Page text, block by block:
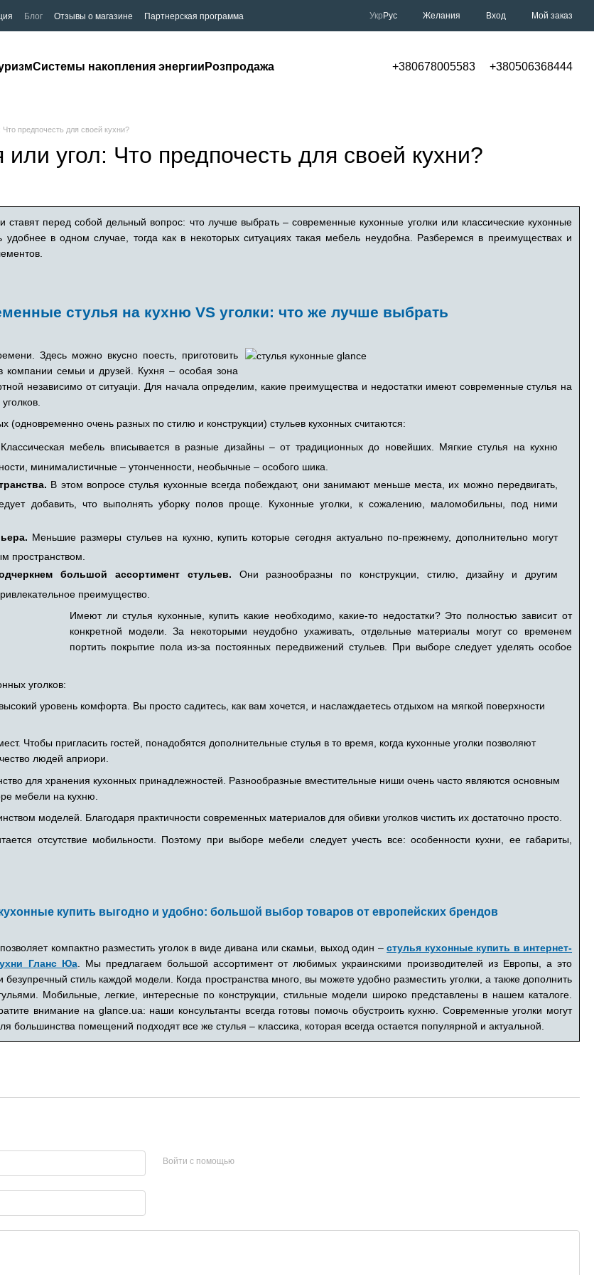
Блог Отзывы о магазине Партнерская программа Укр Рус Желания Вход Мой заказ
Системы накопления энергии Розпродажа +380678005583 +380506368444
предпочесть для своей кухни?
или угол: Что предпочесть для своей кухни?
ставят перед собой дельный вопрос: что лучше выбрать – современные кухонные уголки или классические кухонные
удобнее в одном случае, тогда как в некоторых ситуациях такая мебель неудобна. Разберемся в преимуществах и
стулья на кухню VS уголки: что же лучше выбрать
Здесь можно вкусно поесть, приготовить
семьи и друзей. Кухня – особая зона
независимо от ситуаціи. Для начала определим, какие преимущества и недостатки имеют современные стулья на
(одновременно очень разных по стилю и конструкции) стульев кухонных считаются:
Классическая мебель вписывается в разные дизайны – от традиционных до новейших. Мягкие стулья на кухню
минималистичные – утонченности, необычные – особого шика.
В этом вопросе стулья кухонные всегда побеждают, они занимают меньше места, их можно передвигать,
добавить, что выполнять уборку полов проще. Кухонные уголки, к сожалению, маломобильны, под ними
Меньшие размеры стульев на кухню, купить которые сегодня актуально по-прежнему, дополнительно могут
пространством.
большой ассортимент стульев. Они разнообразны по конструкции, стилю, дизайну и другим
преимущество.
Имеют ли стулья кухонные, купить какие необходимо, какие-то недостатки? Это полностью зависит от
конкретной модели. За некоторыми неудобно ухаживать, отдельные материалы могут со временем
портить покрытие пола из-за постоянных передвижений стульев. При выборе следует уделять особое
уголков:
уровень комфорта. Вы просто садитесь, как вам хочется, и наслаждаетесь отдыхом на мягкой поверхности
Чтобы пригласить гостей, понадобятся дополнительные стулья в то время, когда кухонные уголки позволяют
людей априори.
для хранения кухонных принадлежностей. Разнообразные вместительные ниши очень часто являются основным
мебели на кухню.
моделей. Благодаря практичности современных материалов для обивки уголков чистить их достаточно просто.
отсутствие мобильности. Поэтому при выборе мебели следует учесть все: особенности кухни, ее габариты,
купить выгодно и удобно: большой выбор товаров от европейских брендов
компактно разместить уголок в виде дивана или скамьи, выход один –стулья кухонные купить в интернет-
Гланс Юа. Мы предлагаем большой ассортимент от любимых украинскими производителей из Европы, а это
безупречный стиль каждой модели. Когда пространства много, вы можете удобно разместить уголки, а также дополнить
Мобильные, легкие, интересные по конструкции, стильные модели широко представлены в нашем каталоге.
внимание на glance.ua: наши консультанты всегда готовы помочь обустроить кухню. Современные уголки могут
большинства помещений подходят все же стулья – классика, которая всегда остается популярной и актуальной.
Войти с помощью